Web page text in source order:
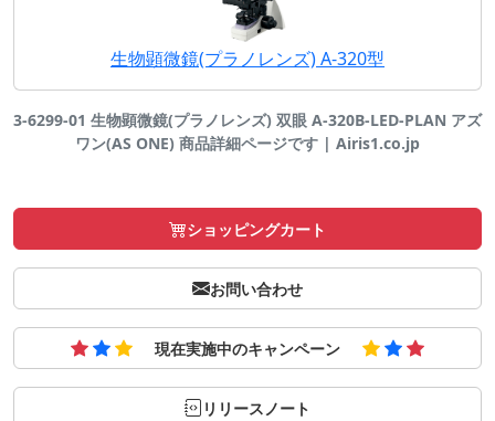
生物顕微鏡(プラノレンズ) A-320型
3-6299-01 生物顕微鏡(プラノレンズ) 双眼 A-320B-LED-PLAN アズ
ワン(AS ONE) 商品詳細ページです | Airis1.co.jp
ショッピングカート
お問い合わせ
現在実施中のキャンペーン
リリースノート